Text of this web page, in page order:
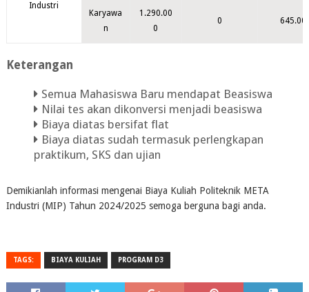
Industri
Karyawa
n
1.290.00
0
0
Keterangan
Semua Mahasiswa Baru mendapat Beasiswa
Nilai tes akan dikonversi menjadi beasiswa
Biaya diatas bersifat flat
Biaya diatas sudah termasuk perlengkapan
praktikum, SKS dan ujian
Demikianlah informasi mengenai Biaya Kuliah Politeknik META
Industri (MIP) Tahun 2024/2025 semoga berguna bagi anda.
TAGS: BIAYA KULIAH PROGRAM D3